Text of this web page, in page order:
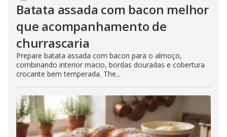
Batata assada com bacon melhor
que acompanhamento de
churrascaria
Prepare batata assada com bacon para o almoço,
combinando interior macio, bordas douradas e cobertura
crocante bem temperada. The...